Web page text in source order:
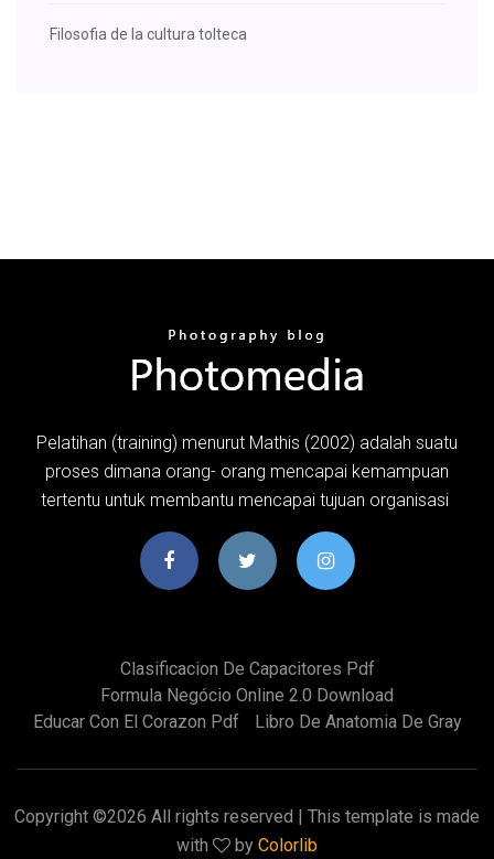
Filosofia de la cultura tolteca
Pelatihan (training) menurut Mathis (2002) adalah suatu
proses dimana orang- orang mencapai kemampuan
tertentu untuk membantu mencapai tujuan organisasi
Clasificacion De Capacitores Pdf
Formula Negócio Online 2.0 Download
Educar Con El Corazon Pdf
Libro De Anatomia De Gray
Copyright ©2026 All rights reserved | This template is made
with
by Colorlib